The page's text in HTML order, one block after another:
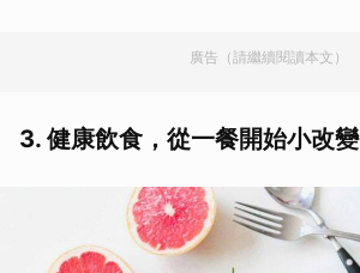
廣告（請繼續閱讀本文）
3. 健康飲食，從一餐開始小改變